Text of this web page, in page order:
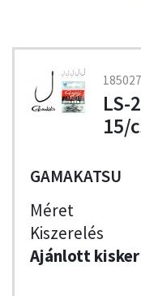
LS-
15/
GAMAKATSU